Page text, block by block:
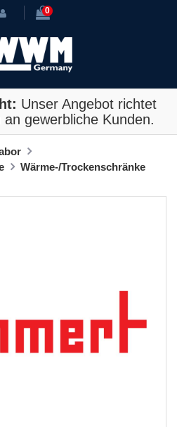
0
Unser Angebot richtet
gewerbliche Kunden.
Wärme-/Trockenschränke